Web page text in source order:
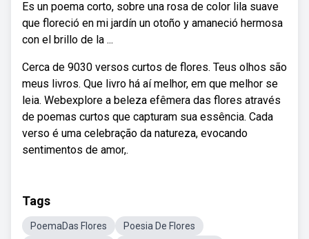
Es un poema corto, sobre una rosa de color lila suave
que floreció en mi jardín un otoño y amaneció hermosa
con el brillo de la ...
Cerca de 9030 versos curtos de flores. Teus olhos são
meus livros. Que livro há aí melhor, em que melhor se
leia. Webexplore a beleza efêmera das flores através
de poemas curtos que capturam sua essência. Cada
verso é uma celebração da natureza, evocando
sentimentos de amor,.
Tags
PoemaDas Flores
Poesia De Flores